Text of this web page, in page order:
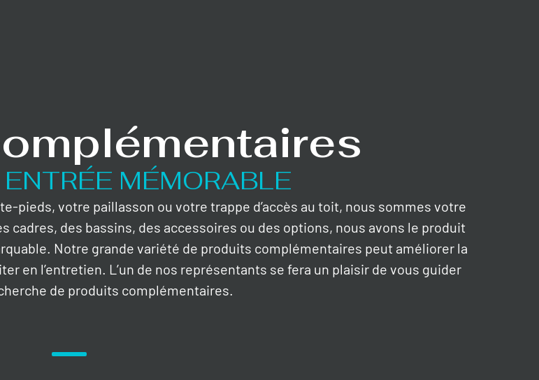
MÉMORABLE
pieds, votre paillasson ou votre trappe d’accès au toit, nous sommes votre
cadres, des bassins, des accessoires ou des options, nous avons le produit
Notre grande variété de produits complémentaires peut améliorer la
en l’entretien. L’un de nos représentants se fera un plaisir de vous guider
de produits complémentaires.